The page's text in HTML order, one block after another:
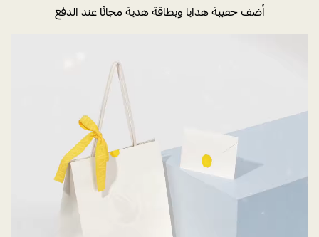
أضف حقيبة هدايا وبطاقة هدية مجانًا عند الدفع